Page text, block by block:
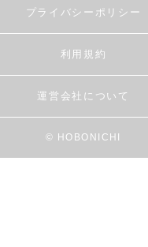
プライバシーポリシー
利用規約
運営会社について
© HOBONICHI